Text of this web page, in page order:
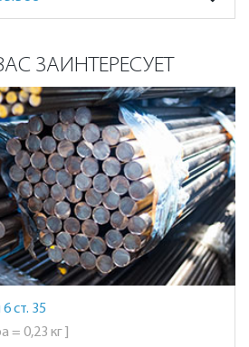
ЗАИНТЕРЕСУЕТ
ст. 35
= 0,23 кг ]